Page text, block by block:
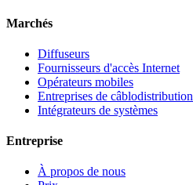
Marchés
Diffuseurs
Fournisseurs d'accès Internet
Opérateurs mobiles
Entreprises de câblodistribution
Intégrateurs de systèmes
Entreprise
À propos de nous